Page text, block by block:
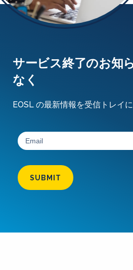
サービス終了のお知
なく
EOSL の最新情報を受信トレイ
SUBMIT